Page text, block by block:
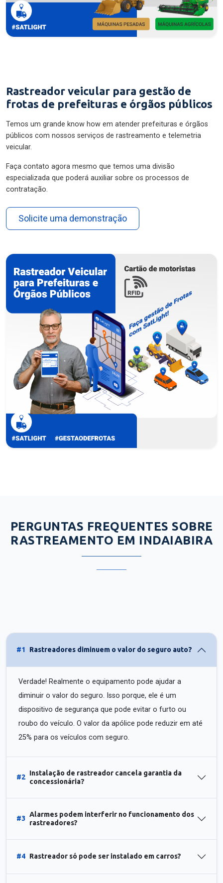
Rastreador veicular para gestão de
frotas de prefeituras e órgãos públicos
Temos um grande know how em atender prefeituras e órgãos
públicos com nossos serviços de rastreamento e telemetria
veicular.
Faça contato agora mesmo que temos uma divisão
especializada que poderá auxiliar sobre os processos de
contratação.
Solicite uma demonstração
PERGUNTAS FREQUENTES SOBRE
RASTREAMENTO EM INDAIABIRA
#1 Rastreadores diminuem o valor do seguro auto?
Verdade! Realmente o equipamento pode ajudar a
diminuir o valor do seguro. Isso porque, ele é um
dispositivo de segurança que pode evitar o furto ou
roubo do veículo. O valor da apólice pode reduzir em até
25% para os veículos com seguro.
#2
Instalação de rastreador cancela garantia da
concessionária?
#3
Alarmes podem interferir no funcionamento dos
rastreadores?
#4 Rastreador só pode ser instalado em carros?